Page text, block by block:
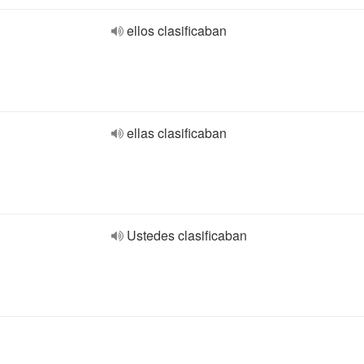
ellos clasificaban
ellas clasificaban
Ustedes clasificaban